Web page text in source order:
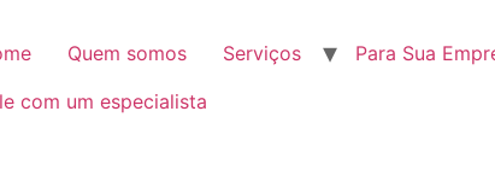
Quem somos Serviços Para Sua
com um especialista